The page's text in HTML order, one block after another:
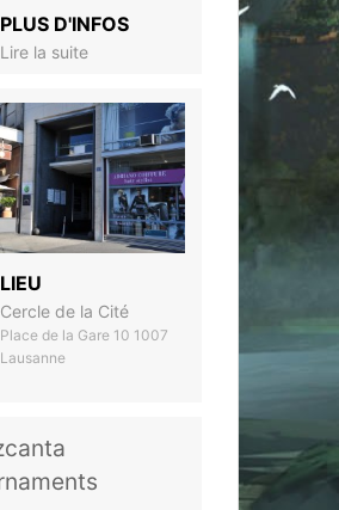
PLUS D'INFOS
Lire la suite
LIEU
Cercle de la Cité
Place de la Gare 10 1007
Lausanne